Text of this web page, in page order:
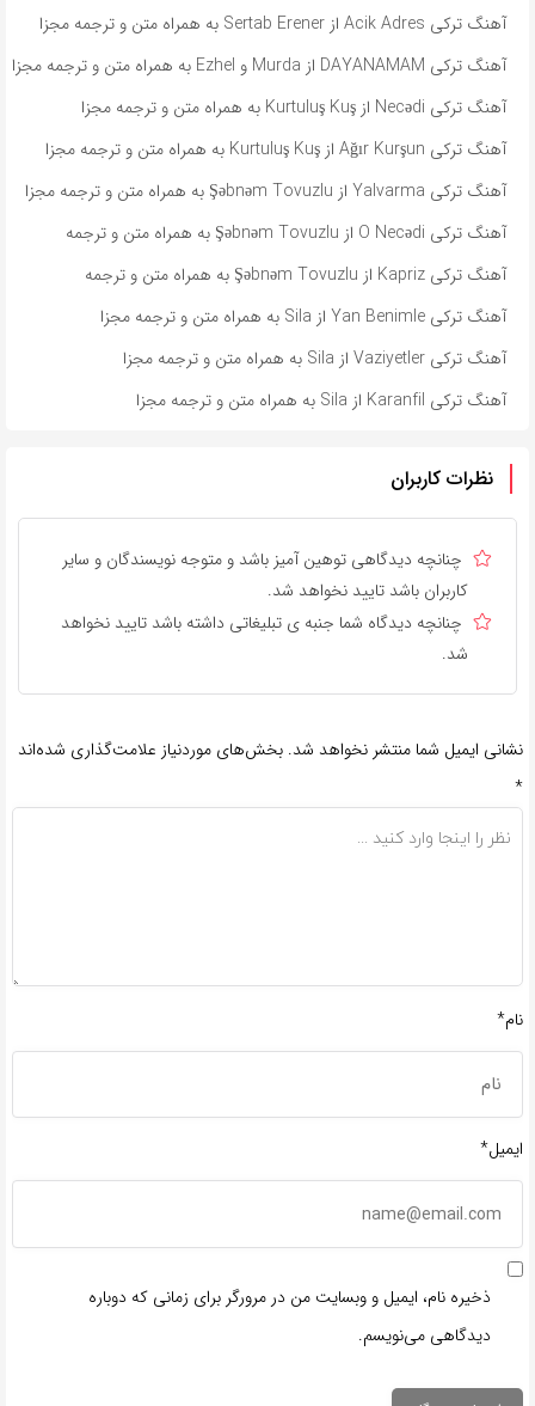
آهنگ ترکی Acik Adres از Sertab Erener به همراه متن و ترجمه مجزا
آهنگ ترکی DAYANAMAM از Murda و Ezhel به همراه متن و ترجمه مجزا
آهنگ ترکی Necədi از Kurtuluş Kuş به همراه متن و ترجمه مجزا
آهنگ ترکی Ağır Kurşun از Kurtuluş Kuş به همراه متن و ترجمه مجزا
آهنگ ترکی Yalvarma از Şəbnəm Tovuzlu به همراه متن و ترجمه مجزا
آهنگ ترکی O Necədi از Şəbnəm Tovuzlu به همراه متن و ترجمه
آهنگ ترکی Kapriz از Şəbnəm Tovuzlu به همراه متن و ترجمه
آهنگ ترکی Yan Benimle از Sila به همراه متن و ترجمه مجزا
آهنگ ترکی Vaziyetler از Sila به همراه متن و ترجمه مجزا
آهنگ ترکی Karanfil از Sila به همراه متن و ترجمه مجزا
نظرات کاربران
چنانچه دیدگاهی توهین آمیز باشد و متوجه نویسندگان و سایر
کاربران باشد تایید نخواهد شد.
چنانچه دیدگاه شما جنبه ی تبلیغاتی داشته باشد تایید نخواهد
شد.
نشانی ایمیل شما منتشر نخواهد شد. بخش‌های موردنیاز علامت‌گذاری شده‌اند
*
نام*
ایمیل*
ذخیره نام، ایمیل و وبسایت من در مرورگر برای زمانی که دوباره
دیدگاهی می‌نویسم.